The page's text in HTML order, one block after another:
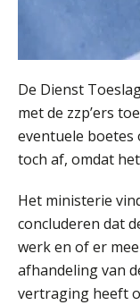
De Dienst
met de zzp’ers
eventuele boetes
toch af, omdat
Het ministerie
concluderen dat
werk en of er
afhandeling van
vertraging heeft